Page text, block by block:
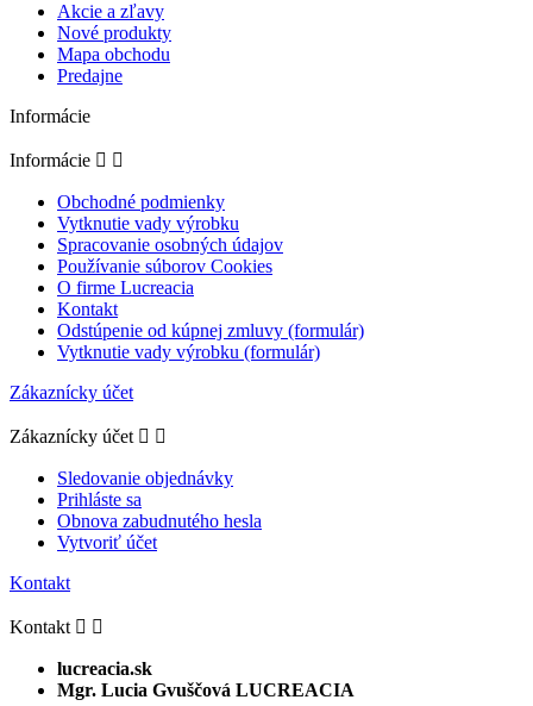
Akcie a zľavy
Nové produkty
Mapa obchodu
Predajne
Informácie
Informácie  
Obchodné podmienky
Vytknutie vady výrobku
Spracovanie osobných údajov
Používanie súborov Cookies
O firme Lucreacia
Kontakt
Odstúpenie od kúpnej zmluvy (formulár)
Vytknutie vady výrobku (formulár)
Zákaznícky účet
Zákaznícky účet  
Sledovanie objednávky
Prihláste sa
Obnova zabudnutého hesla
Vytvoriť účet
Kontakt
Kontakt  
lucreacia.sk
Mgr. Lucia Gvuščová LUCREACIA